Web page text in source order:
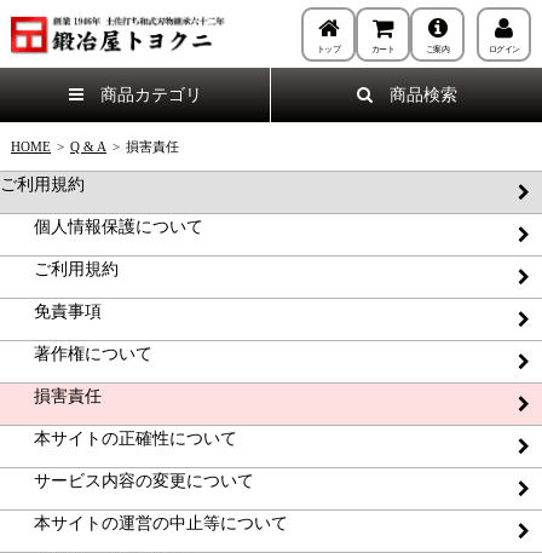
トップ カート ご案内 ログイン
商品カテゴリ 商品検索
HOME > Q & A > 損害責任
ご利用規約
個人情報保護について
ご利用規約
免責事項
著作権について
損害責任
本サイトの正確性について
サービス内容の変更について
本サイトの運営の中止等について